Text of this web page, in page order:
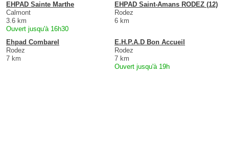
EHPAD Sainte Marthe
Calmont
3.6 km
Ouvert jusqu'à 16h30
EHPAD Saint-Amans RODEZ (12)
Rodez
6 km
Ehpad Combarel
Rodez
7 km
E.H.P.A.D Bon Accueil
Rodez
7 km
Ouvert jusqu'à 19h